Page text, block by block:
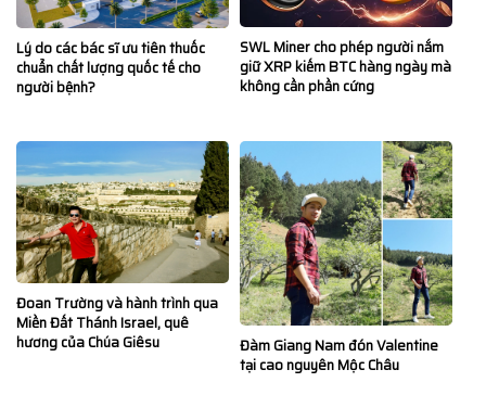
Lý do các bác sĩ ưu tiên thuốc
chuẩn chất lượng quốc tế cho
người bệnh?
SWL Miner cho phép người nắm
giữ XRP kiếm BTC hàng ngày mà
không cần phần cứng
Đoan Trường và hành trình qua
Miền Đất Thánh Israel, quê
hương của Chúa Giêsu
Đàm Giang Nam đón Valentine
tại cao nguyên Mộc Châu